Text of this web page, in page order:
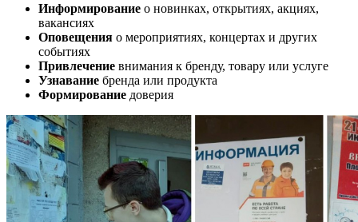
Информирование о новинках, открытиях, акциях,
вакансиях
Оповещения о мероприятиях, концертах и других
событиях
Привлечение внимания к бренду, товару или услуге
Узнавание бренда или продукта
Формирование доверия